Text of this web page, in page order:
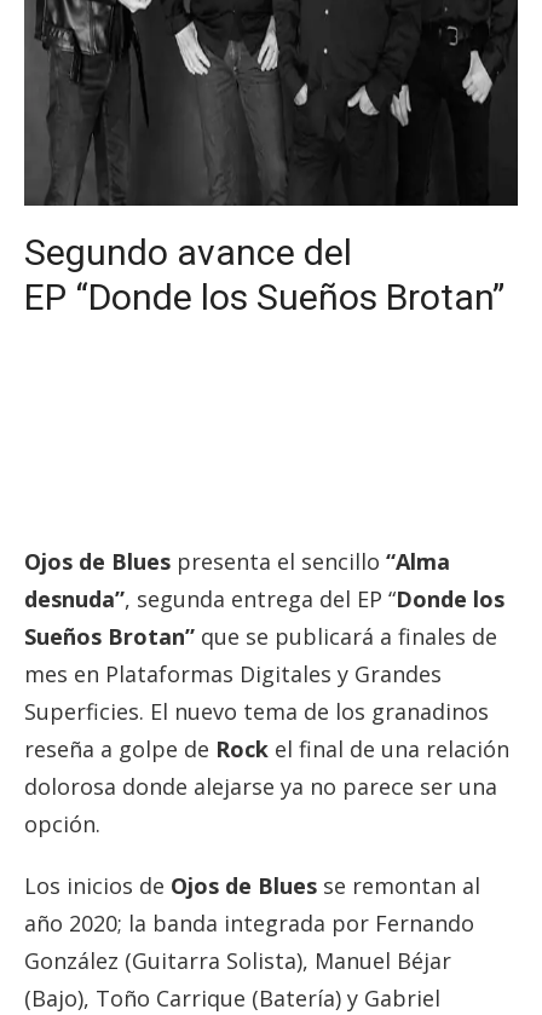
Segundo avance del
EP “Donde los Sueños Brotan”
Ojos de Blues presenta el sencillo “Alma
desnuda”, segunda entrega del EP “Donde los
Sueños Brotan” que se publicará a finales de
mes en Plataformas Digitales y Grandes
Superficies. El nuevo tema de los granadinos
reseña a golpe de Rock el final de una relación
dolorosa donde alejarse ya no parece ser una
opción.
Los inicios de Ojos de Blues se remontan al
año 2020; la banda integrada por Fernando
González (Guitarra Solista), Manuel Béjar
(Bajo), Toño Carrique (Batería) y Gabriel